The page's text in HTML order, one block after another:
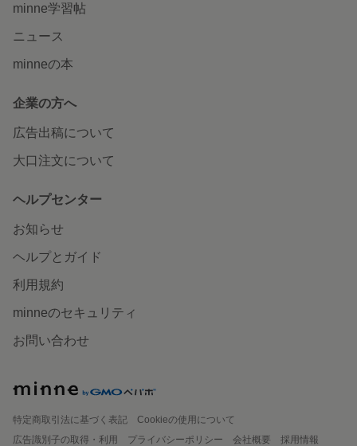
minne学習帖
ニュース
minneの本
企業の方へ
広告出稿について
大口注文について
ヘルプセンター
お知らせ
ヘルプとガイド
利用規約
minneのセキュリティ
お問い合わせ
特定商取引法に基づく表記
Cookieの使用について
広告識別子の取得・利用
プライバシーポリシー 会社概要
採用情報